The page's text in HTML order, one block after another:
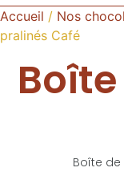
Accueil / Nos
pralinés Café
Boîte